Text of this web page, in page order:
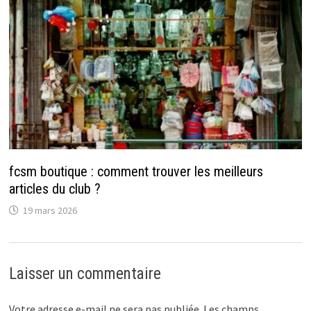
fcsm boutique : comment trouver les meilleurs
articles du club ?
19 mars 2026
Laisser un commentaire